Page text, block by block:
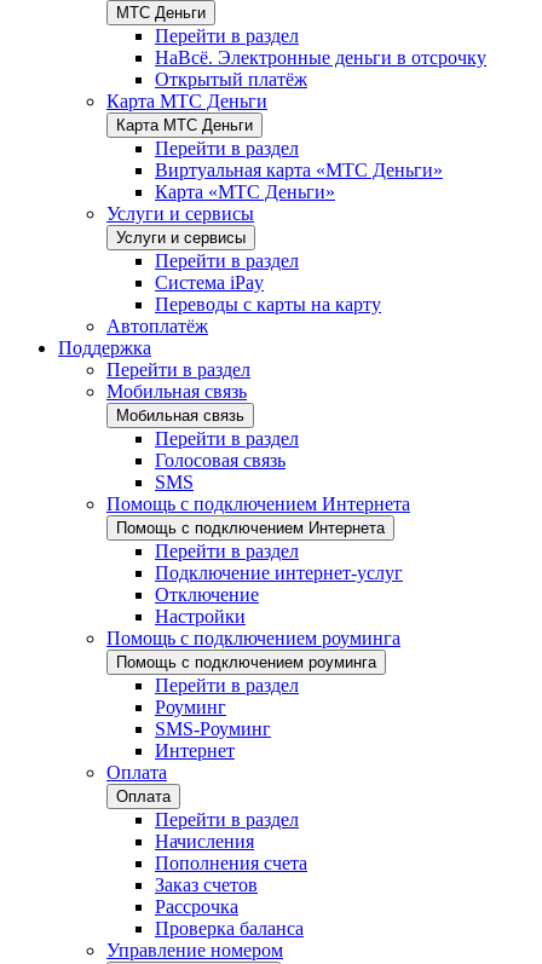
МТС Деньги
Перейти в раздел
НаВсё. Электронные деньги в отсрочку
Открытый платёж
Карта МТС Деньги
Карта МТС Деньги
Перейти в раздел
Виртуальная карта «МТС Деньги»
Карта «МТС Деньги»
Услуги и сервисы
Услуги и сервисы
Перейти в раздел
Система iPay
Переводы с карты на карту
Автоплатёж
Поддержка
Перейти в раздел
Мобильная связь
Мобильная связь
Перейти в раздел
Голосовая связь
SMS
Помощь с подключением Интернета
Помощь с подключением Интернета
Перейти в раздел
Подключение интернет-услуг
Отключение
Настройки
Помощь с подключением роуминга
Помощь с подключением роуминга
Перейти в раздел
Роуминг
SMS-Роуминг
Интернет
Оплата
Оплата
Перейти в раздел
Начисления
Пополнения счета
Заказ счетов
Рассрочка
Проверка баланса
Управление номером